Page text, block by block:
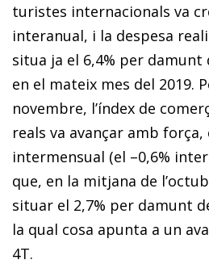
turistes internacionals va
interanual, i la despesa
situa ja el 6,4% per
en el mateix mes del 2019.
novembre, l’índex de
reals va avançar amb força,
intermensual (el –0,6%
que, en la mitjana de
situar el 2,7% per damunt
la qual cosa apunta a un
4T.